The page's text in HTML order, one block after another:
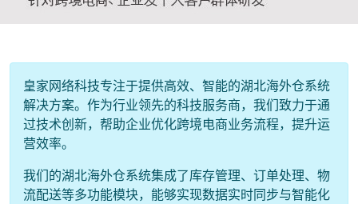
皇家网络科技专注于提供高效、智能的湖北海外仓系统
解决方案。作为行业领先的科技服务商，我们致力于通
过技术创新，帮助企业优化跨境电商业务流程，提升运
营效率。
我们的湖北海外仓系统集成了库存管理、订单处理、物
流配送等多功能模块，能够实现数据实时同步与智能化